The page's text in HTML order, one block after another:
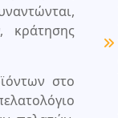
κράτησης
στο